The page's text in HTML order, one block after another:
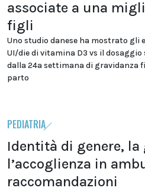
associate a una
figli
Uno studio danese ha mostrato gli
UI/die di vitamina D3 vs il
dalla 24a settimana di gravidanza
parto
PEDIATRIA
Identità di genere,
l’accoglienza in
raccomandazioni